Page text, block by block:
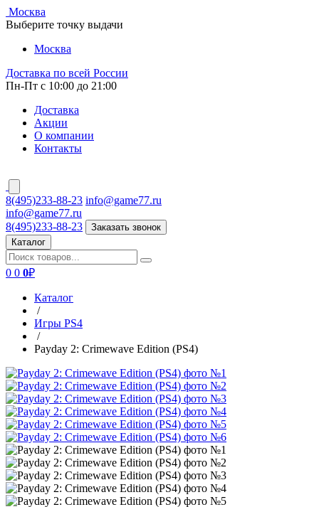
Москва
Выберите точку выдачи
Москва
Доставка по всей России
Пн-Пт с 10:00 до 21:00
Доставка
Акции
О компании
Контакты
8(495)233-88-23 info@game77.ru
info@game77.ru
8(495)233-88-23
Заказать звонок
Каталог
0 0 0₽
Каталог
/
Игры PS4
/
Payday 2: Crimewave Edition (PS4)